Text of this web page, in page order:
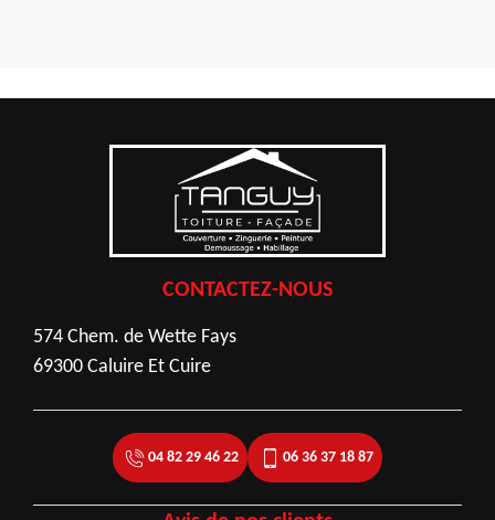
CONTACTEZ-NOUS
574 Chem. de Wette Fays
69300 Caluire Et Cuire
04 82 29 46 22 06 36 37 18 87